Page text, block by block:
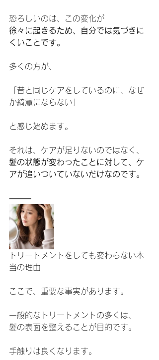
恐ろしいのは、この変化が
徐々に起きるため、自分では気づきに
くいことです。
多くの方が、
「昔と同じケアをしているのに、なぜ
か綺麗にならない」
と感じ始めます。
それは、ケアが足りないのではなく、
髪の状態が変わったことに対して、ケ
アが追いついていないだけなのです。
⸻
トリートメントをしても変わらない本
当の理由
ここで、重要な事実があります。
一般的なトリートメントの多くは、
髪の表面を整えることが目的です。
手触りは良くなります。